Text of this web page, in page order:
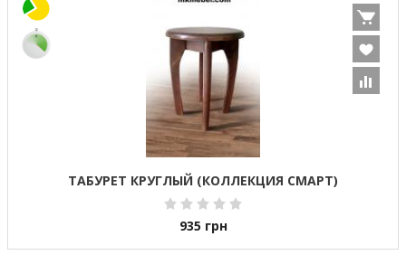
ТАБУРЕТ КРУГЛЫЙ (КОЛЛЕКЦИЯ СМАРТ)
935 грн